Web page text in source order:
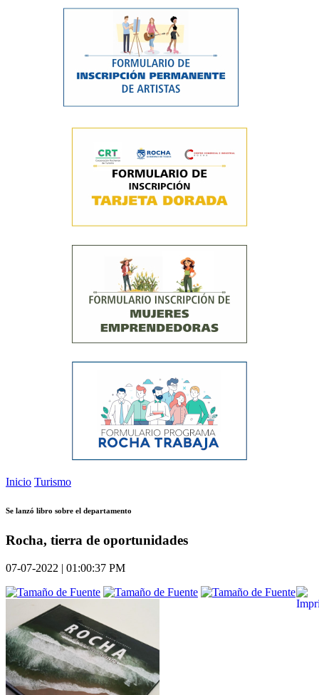
Inicio Turismo
Se lanzó libro sobre el departamento
Rocha, tierra de oportunidades
07-07-2022 | 01:00:37 PM